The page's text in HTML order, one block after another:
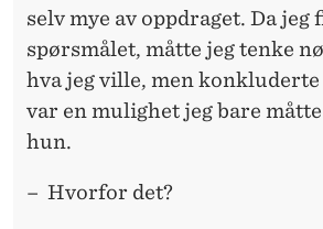
selv mye av oppdraget. Da jeg
spørsmålet, måtte jeg tenke
hva jeg ville, men konkluderte
var en mulighet jeg bare
hun.
– Hvorfor det?